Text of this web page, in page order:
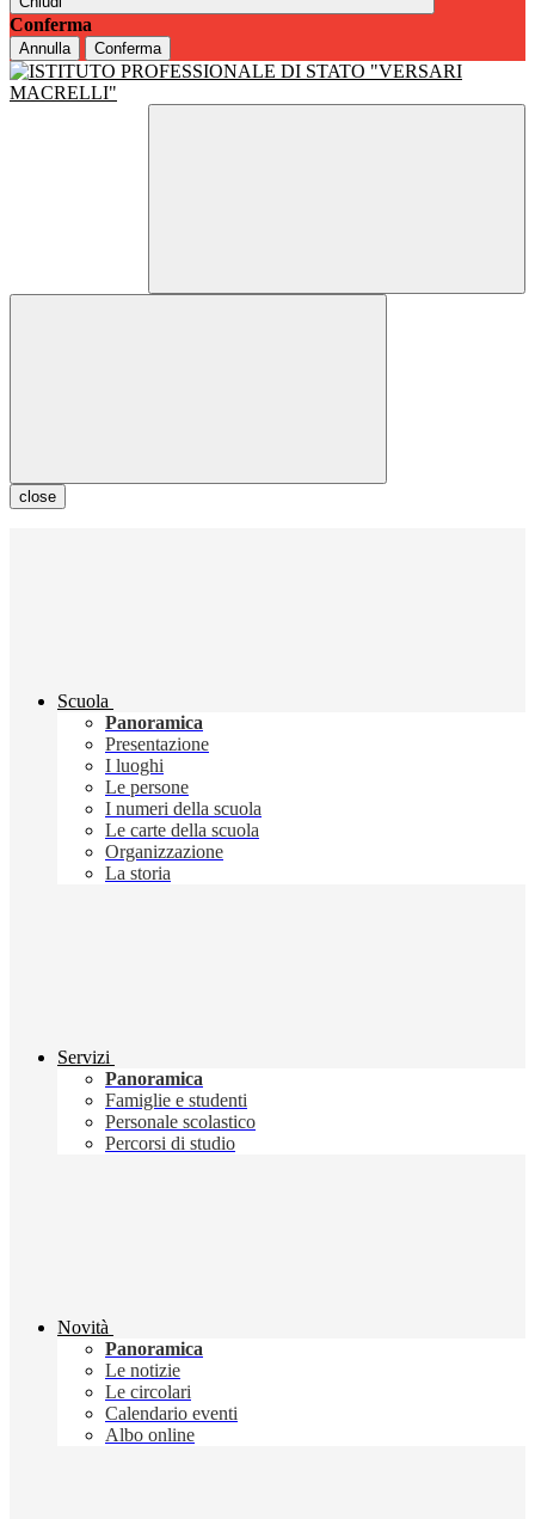
Conferma
Annulla Conferma
close
Scuola
Panoramica
Presentazione
I luoghi
Le persone
I numeri della scuola
Le carte della scuola
Organizzazione
La storia
Servizi
Panoramica
Famiglie e studenti
Personale scolastico
Percorsi di studio
Novità
Panoramica
Le notizie
Le circolari
Calendario eventi
Albo online